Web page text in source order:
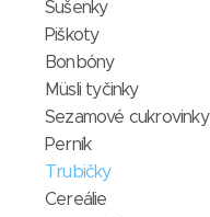
Sušenky
Piškoty
Bonbóny
Müsli tyčinky
Sezamové cukrovinky
Perník
Trubičky
Cereálie